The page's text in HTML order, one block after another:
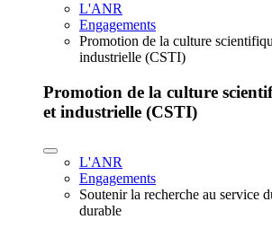
L'ANR
Engagements
Promotion de la culture
industrielle (CSTI)
Promotion de la culture
et industrielle (CSTI)
L'ANR
Engagements
Soutenir la recherche au service
durable